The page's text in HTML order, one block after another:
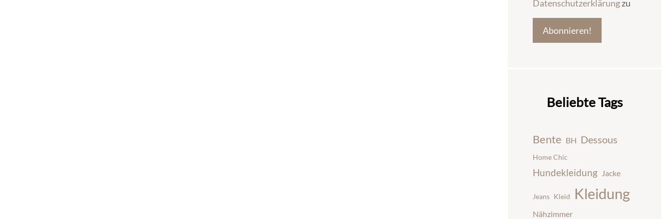
Datenschutzerklärungzu
Beliebte Tags
Bente BH Dessous
Home Chic
Hundekleidung Jacke
Jeans Kleid Kleidung
Nähzimmer